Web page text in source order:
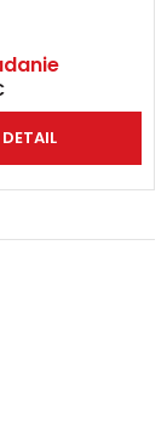
DETAIL